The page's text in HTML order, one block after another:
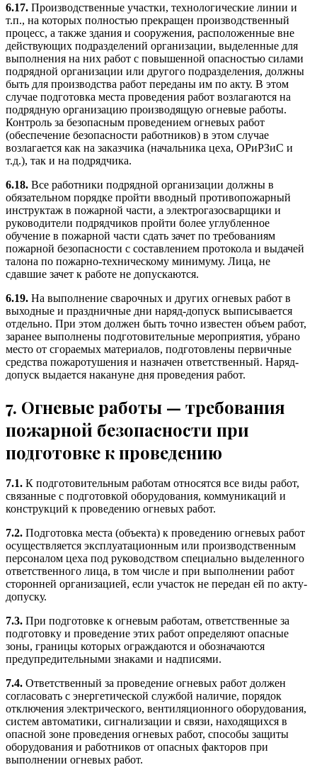
6.17. Производственные участки, технологические линии и
т.п., на которых полностью прекращен производственный
процесс, а также здания и сооружения, расположенные вне
действующих подразделений организации, выделенные для
выполнения на них работ с повышенной опасностью силами
подрядной организации или другого подразделения, должны
быть для производства работ переданы им по акту. В этом
случае подготовка места проведения работ возлагаются на
подрядную организацию производящую огневые работы.
Контроль за безопасным проведением огневых работ
(обеспечение безопасности работников) в этом случае
возлагается как на заказчика (начальника цеха, ОРиРЗиС и
т.д.), так и на подрядчика.
6.18. Все работники подрядной организации должны в
обязательном порядке пройти вводный противопожарный
инструктаж в пожарной части, а электрогазосварщики и
руководители подрядчиков пройти более углубленное
обучение в пожарной части сдать зачет по требованиям
пожарной безопасности с составлением протокола и выдачей
талона по пожарно-техническому минимуму. Лица, не
сдавшие зачет к работе не допускаются.
6.19. На выполнение сварочных и других огневых работ в
выходные и праздничные дни наряд-допуск выписывается
отдельно. При этом должен быть точно известен объем работ,
заранее выполнены подготовительные мероприятия, убрано
место от сгораемых материалов, подготовлены первичные
средства пожаротушения и назначен ответственный. Наряд-
допуск выдается накануне дня проведения работ.
7. Огневые работы — требования
пожарной безопасности при
подготовке к проведению
7.1. К подготовительным работам относятся все виды работ,
связанные с подготовкой оборудования, коммуникаций и
конструкций к проведению огневых работ.
7.2. Подготовка места (объекта) к проведению огневых работ
осуществляется эксплуатационным или производственным
персоналом цеха под руководством специально выделенного
ответственного лица, в том числе и при выполнении работ
сторонней организацией, если участок не передан ей по акту-
допуску.
7.3. При подготовке к огневым работам, ответственные за
подготовку и проведение этих работ определяют опасные
зоны, границы которых ограждаются и обозначаются
предупредительными знаками и надписями.
7.4. Ответственный за проведение огневых работ должен
согласовать с энергетической службой наличие, порядок
отключения электрического, вентиляционного оборудования,
систем автоматики, сигнализации и связи, находящихся в
опасной зоне проведения огневых работ, способы защиты
оборудования и работников от опасных факторов при
выполнении огневых работ.